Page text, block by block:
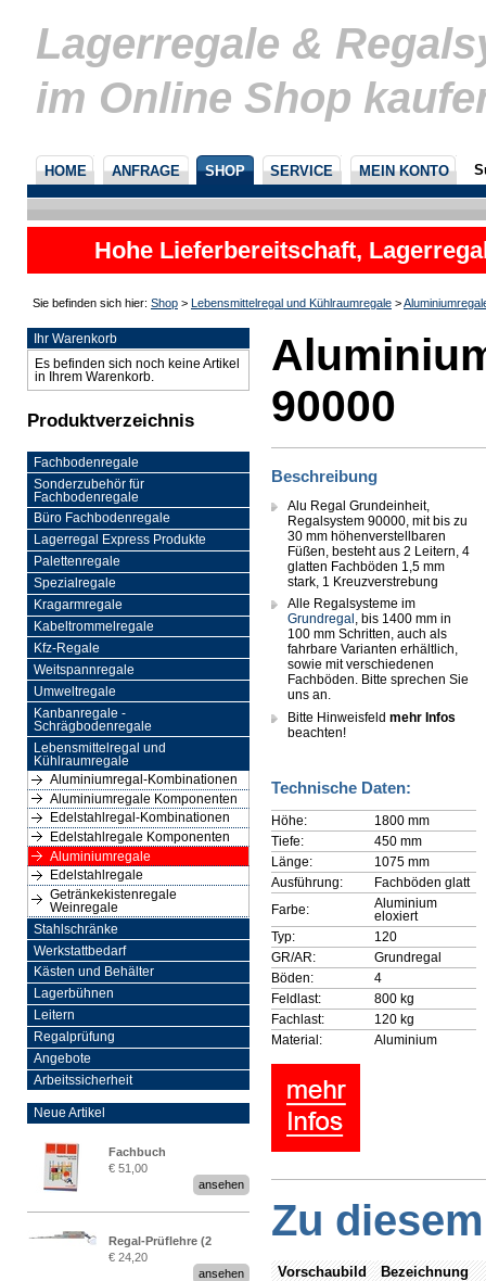
Lagerregale &
im Online Shop
HOME ANFRAGE SHOP SERVICE MEIN KONTO
Hohe Lieferbereitschaft,
nicht
Sie befinden sich hier: Shop > Lebensmittelregal und Kühlraumregale >
Ihr Warenkorb
Es befinden sich noch keine Artikel
in Ihrem Warenkorb.
Produktverzeichnis
Fachbodenregale
Sonderzubehör für
Fachbodenregale
Büro Fachbodenregale
Lagerregal Express Produkte
Palettenregale
Spezialregale
Kragarmregale
Kabeltrommelregale
Kfz-Regale
Weitspannregale
Umweltregale
Kanbanregale -
Schrägbodenregale
Lebensmittelregal und
Kühlraumregale
Aluminiumregal-Kombinationen
Aluminiumregale Komponenten
Edelstahlregal-Kombinationen
Edelstahlregale Komponenten
Aluminiumregale
Edelstahlregale
Getränkekistenregale
Weinregale
Stahlschränke
Werkstattbedarf
Kästen und Behälter
Lagerbühnen
Leitern
Regalprüfung
Angebote
Arbeitssicherheit
Neue Artikel
Fachbuch
„Regalprüfung nach DIN
€ 51,00
ansehen
Regal-Prüflehre (2
Stück)
€ 24,20
ansehen
90000
Beschreibung
Alu Regal Grundeinheit,
Regalsystem 90000, mit bis zu
30 mm höhenverstellbaren
Füßen, besteht aus 2 Leitern, 4
glatten Fachböden 1,5 mm
stark, 1 Kreuzverstrebung
Alle Regalsysteme im
Grundregal , bis 1400 mm in
100 mm Schritten, auch als
fahrbare Varianten erhältlich,
sowie mit verschiedenen
Fachböden. Bitte sprechen Sie
uns an.
Bitte Hinweisfeld mehr Infos
beachten!
Technische Daten:
Höhe:
1800 mm
Tiefe:
450 mm
Länge:
1075 mm
Ausführung:
Fachböden glatt
Farbe:
Aluminium
eloxiert
Typ:
120
GR/AR:
Grundregal
Böden:
4
Feldlast:
800 kg
Fachlast:
120 kg
Material:
Aluminium
Zu
Vorschaubild Bezeichnung